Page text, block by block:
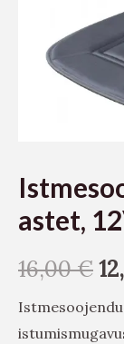
astet,
16,00€